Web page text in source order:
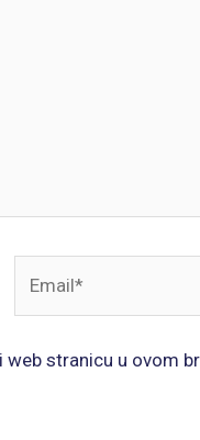
web stranicu u ovom